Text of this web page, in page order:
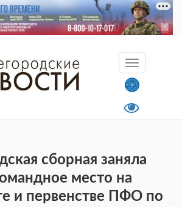
сборная заняла
место на
и первенстве ПФО по